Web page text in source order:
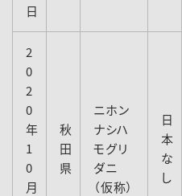
日
2
0
2
0
年
1
0
月
秋
田
県
ニホン
ナシハ
モグリ
ダニ
（仮称）
日
本
な
し